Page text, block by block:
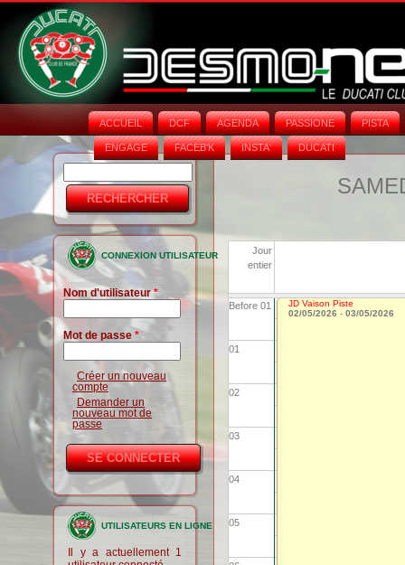
ACCUEIL DCF AGENDA PASSIONE PISTA
ENGAGE FACEB'K INSTA‘ DUCATI
Formulaire
de
recherche
CONNEXION UTILISATEUR
Nom d'utilisateur*
Mot de passe *
Créer un nouveau
compte
Demander un
nouveau mot de
passe
UTILISATEURS EN LIGNE
Il y a actuellement 1
Jour
entier
Before 01
01
02
03
04
05
JD Vaison Piste
02/05/2026 - 03/05/2026